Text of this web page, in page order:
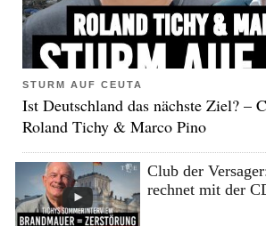
STURM AUF CEUTA
Ist Deutschland das nächste Ziel? –
Roland Tichy & Marco Pino
Club der
rechnet mit der